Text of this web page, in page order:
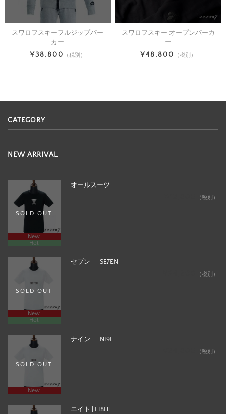
スワロフスキーフルジップパー
カー
¥38,800 （税別）
スワロフスキー オープンパーカ
ー
¥48,800 （税別）
CATEGORY
NEW ARRIVAL
SOLD OUT
New
Hot
オールスーツ
（税別）
SOLD OUT
New
Hot
セブン ｜ SE7EN
（税別）
SOLD OUT
New
ナイン ｜ NI9E
（税別）
エイト | EI8HT